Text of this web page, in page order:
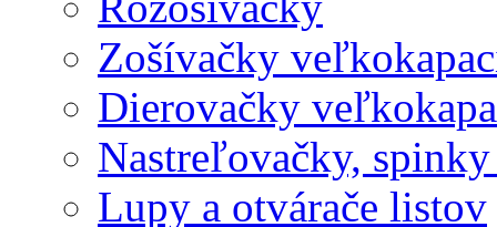
Zošívačky
Dierovačky
Nastreľovačky,
Lupy a otvárače listov